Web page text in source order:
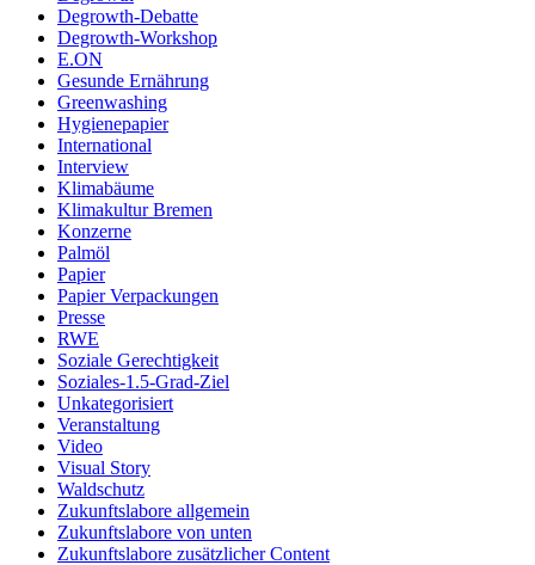
Degrowth-Debatte
Degrowth-Workshop
E.ON
Gesunde Ernährung
Greenwashing
Hygienepapier
International
Interview
Klimabäume
Klimakultur Bremen
Konzerne
Palmöl
Papier
Papier Verpackungen
Presse
RWE
Soziale Gerechtigkeit
Soziales-1.5-Grad-Ziel
Unkategorisiert
Veranstaltung
Video
Visual Story
Waldschutz
Zukunftslabore allgemein
Zukunftslabore von unten
Zukunftslabore zusätzlicher Content